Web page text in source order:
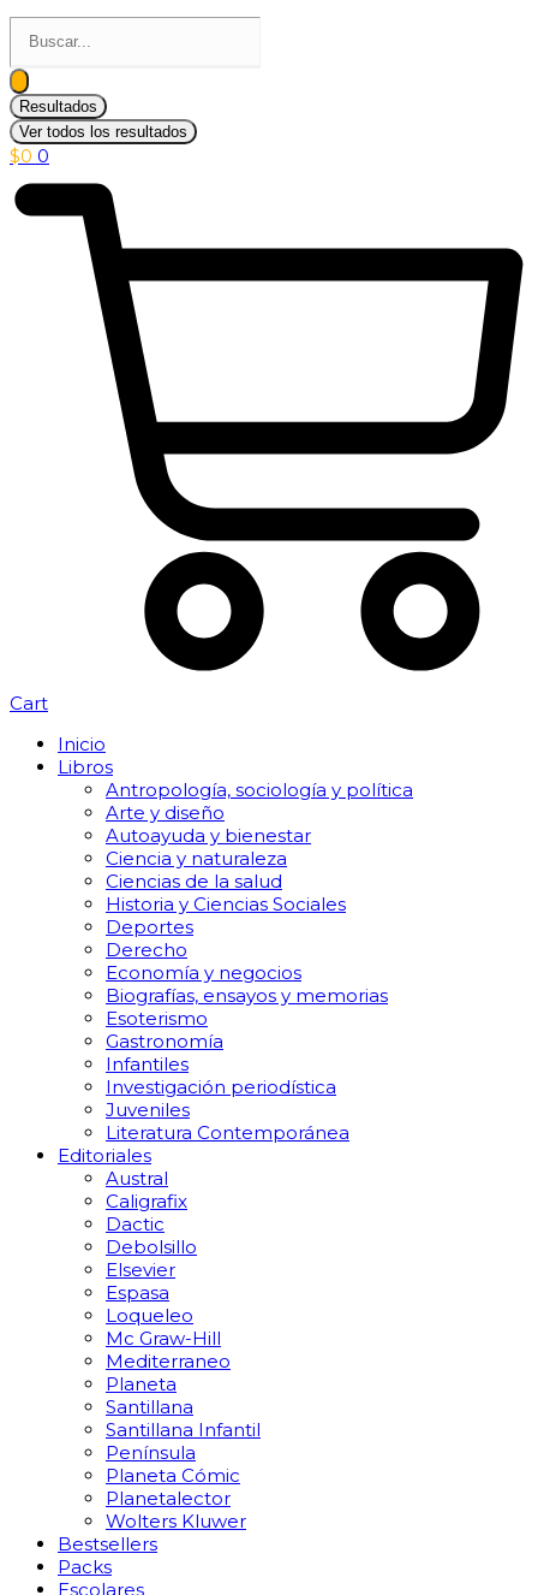
Resultados
Ver todos los resultados
$0 0
Cart
Inicio
Libros
Antropología, sociología y política
Arte y diseño
Autoayuda y bienestar
Ciencia y naturaleza
Ciencias de la salud
Historia y Ciencias Sociales
Deportes
Derecho
Economía y negocios
Biografías, ensayos y memorias
Esoterismo
Gastronomía
Infantiles
Investigación periodística
Juveniles
Literatura Contemporánea
Editoriales
Austral
Caligrafix
Dactic
Debolsillo
Elsevier
Espasa
Loqueleo
Mc Graw-Hill
Mediterraneo
Planeta
Santillana
Santillana Infantil
Península
Planeta Cómic
Planetalector
Wolters Kluwer
Bestsellers
Packs
Escolares